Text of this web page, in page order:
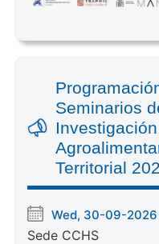
Seminarios
Territorial
Wed, 30-09-
Sede CCHS